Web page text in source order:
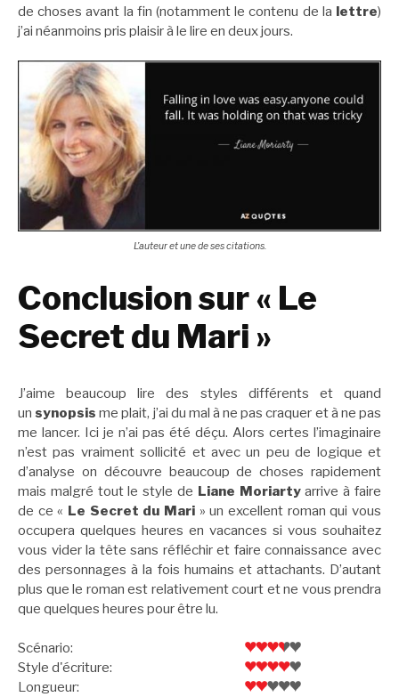
de choses avant la fin (notamment le contenu de la lettre)
j’ai néanmoins pris plaisir à le lire en deux jours.
L’auteur et une de ses citations.
Conclusion sur « Le
Secret du Mari »
J’aime beaucoup lire des styles différents et quand
unsynopsis me plait, j’ai du mal à ne pas craquer et à ne pas
me lancer. Ici je n’ai pas été déçu. Alors certes l’imaginaire
n’est pas vraiment sollicité et avec un peu de logique et
d’analyse on découvre beaucoup de choses rapidement
mais malgré tout le style de Liane Moriartyarrive à faire
de ce « Le Secret du Mari » un excellent roman qui vous
occupera quelques heures en vacances si vous souhaitez
vous vider la tête sans réfléchir et faire connaissance avec
des personnages à la fois humains et attachants. D’autant
plus que le roman est relativement court et ne vous prendra
que quelques heures pour être lu.
Scénario:
Style d'écriture:
Longueur: